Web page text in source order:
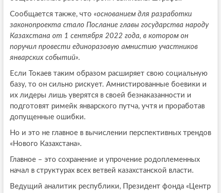
Сообщается также, что «основанием для разработки
законопроекта стало Послание главы государства народу
Казахстана от 1 сентября 2022 года, в котором он
поручил провести единоразовую амнистию участников
январских событий».
Если Токаев таким образом расширяет свою социальную
базу, то он сильно рискует. Амнистированные боевики и
их лидеры лишь уверятся в своей безнаказанности и
подготовят римейк январского путча, учтя и проработав
допущенные ошибки.
Но и это не главное в вычислении перспективных трендов
«Нового Казахстана».
Главное – это сохранение и упрочение родоплеменных
начал в структурах всех ветвей казахстанской власти.
Ведущий аналитик республики, Президент фонда «Центр